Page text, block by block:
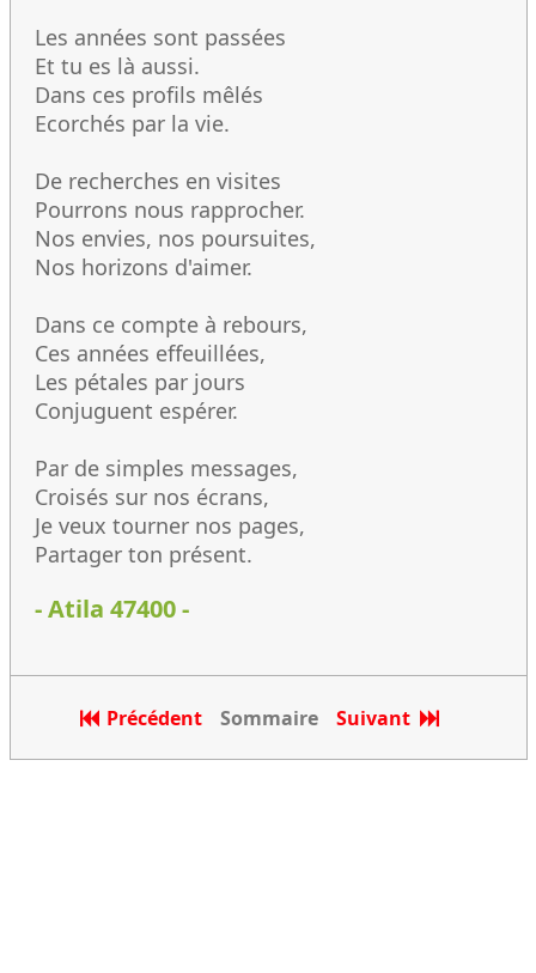
Les années sont passées
Et tu es là aussi.
Dans ces profils mêlés
Ecorchés par la vie.
De recherches en visites
Pourrons nous rapprocher.
Nos envies, nos poursuites,
Nos horizons d'aimer.
Dans ce compte à rebours,
Ces années effeuillées,
Les pétales par jours
Conjuguent espérer.
Par de simples messages,
Croisés sur nos écrans,
Je veux tourner nos pages,
Partager ton présent.
- Atila 47400 -
Précédent Sommaire Suivant